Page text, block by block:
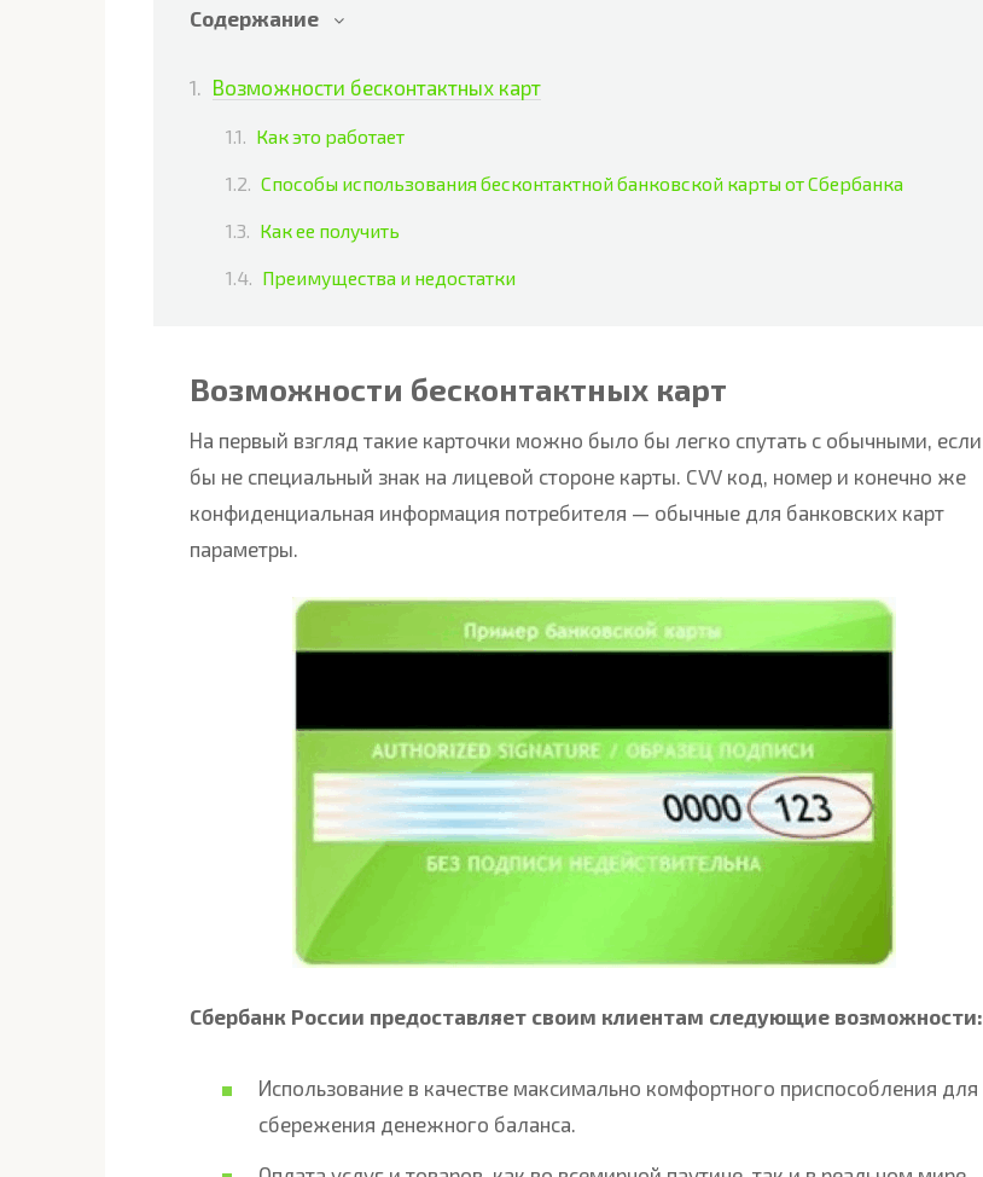
Содержание
Возможности бесконтактных карт
Как это работает
Способы использования бесконтактной банковской карты от Сбербанка
Как ее получить
Преимущества и недостатки
Возможности бесконтактных карт
На первый взгляд такие карточки можно было бы легко спутать с обычными, если
бы не специальный знак на лицевой стороне карты. CVV код, номер и конечно же
конфиденциальная информация потребителя — обычные для банковских карт
параметры.
Сбербанк России предоставляет своим клиентам следующие возможности:
Использование в качестве максимально комфортного приспособления для
сбережения денежного баланса.